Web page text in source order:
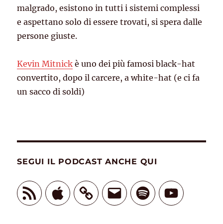
malgrado, esistono in tutti i sistemi complessi
e aspettano solo di essere trovati, si spera dalle
persone giuste.
Kevin Mitnick è uno dei più famosi black-hat
convertito, dopo il carcere, a white-hat (e ci fa
un sacco di soldi)
SEGUI IL PODCAST ANCHE QUI
Feed
RSS
Apple Email Spotify YouTube